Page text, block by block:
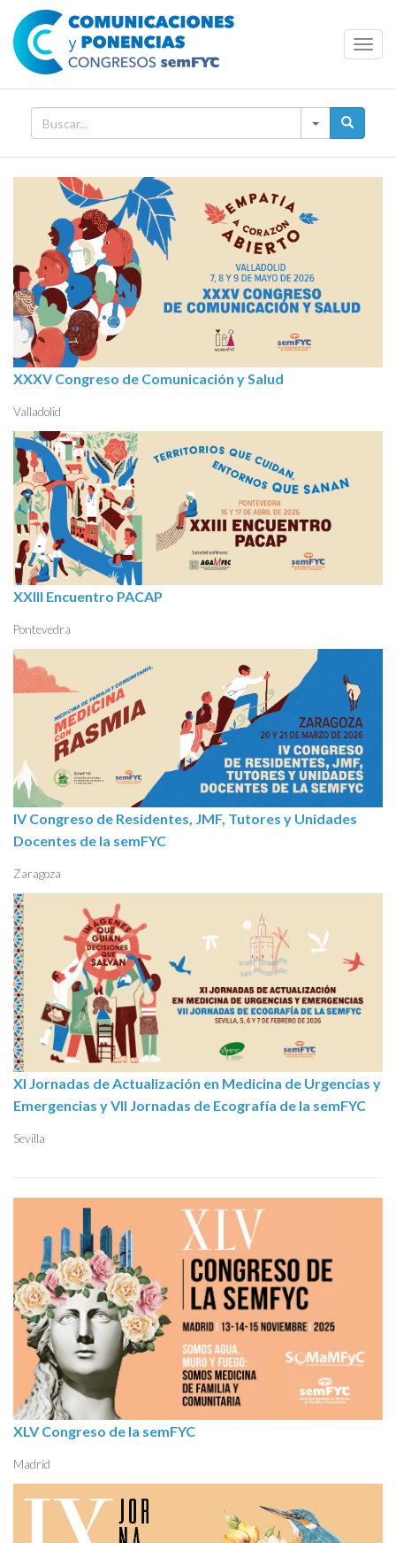
XXXV Congreso de Comunicación y Salud
Valladolid
XXIII Encuentro PACAP
Pontevedra
IV Congreso de Residentes, JMF, Tutores y Unidades
Docentes de la semFYC
Zaragoza
XI Jornadas de Actualización en Medicina de Urgencias y
Emergencias y VII Jornadas de Ecografía de la semFYC
Sevilla
XLV Congreso de la semFYC
Madrid